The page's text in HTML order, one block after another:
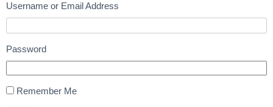
Username or Email Address
Password
Remember Me